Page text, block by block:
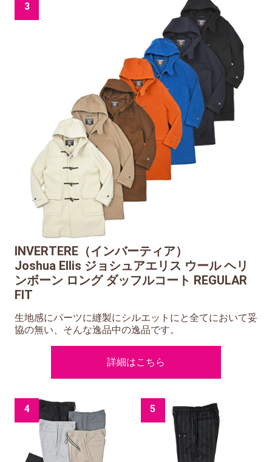
3
INVERTERE（インバーティア）
Joshua Ellis ジョシュアエリス ウール ヘリ
ンボーン ロング ダッフルコート REGULAR
FIT
生地感にパーツに縫製にシルエットにと全てにおいて妥
協の無い、そんな逸品中の逸品です。
詳細はこちら
4 5